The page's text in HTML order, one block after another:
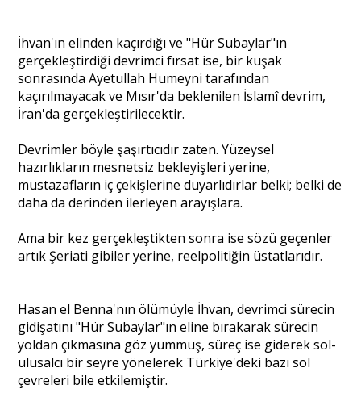
İhvan'ın elinden kaçırdığı ve "Hür Subaylar"ın
gerçekleştirdiği devrimci fırsat ise, bir kuşak
sonrasında Ayetullah Humeyni tarafından
kaçırılmayacak ve Mısır'da beklenilen İslamî devrim,
İran'da gerçekleştirilecektir.
Devrimler böyle şaşırtıcıdır zaten. Yüzeysel
hazırlıkların mesnetsiz bekleyişleri yerine,
mustazafların iç çekişlerine duyarlıdırlar belki; belki de
daha da derinden ilerleyen arayışlara.
Ama bir kez gerçekleştikten sonra ise sözü geçenler
artık Şeriati gibiler yerine, reelpolitiğin üstatlarıdır.
Hasan el Benna'nın ölümüyle İhvan, devrimci sürecin
gidişatını "Hür Subaylar"ın eline bırakarak sürecin
yoldan çıkmasına göz yummuş, süreç ise giderek sol-
ulusalcı bir seyre yönelerek Türkiye'deki bazı sol
çevreleri bile etkilemiştir.